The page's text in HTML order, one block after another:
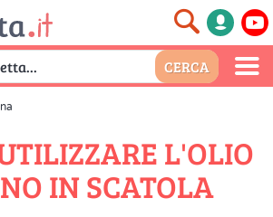
L'OLIO
IN SCATOLA